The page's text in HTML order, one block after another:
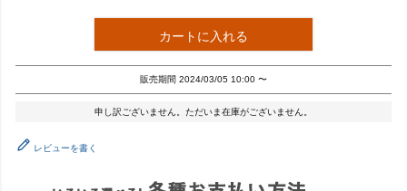
カートに入れる
販売期間 2024/03/05 10:00 〜
申し訳ございません。ただいま在庫がございません。
レビューを書く